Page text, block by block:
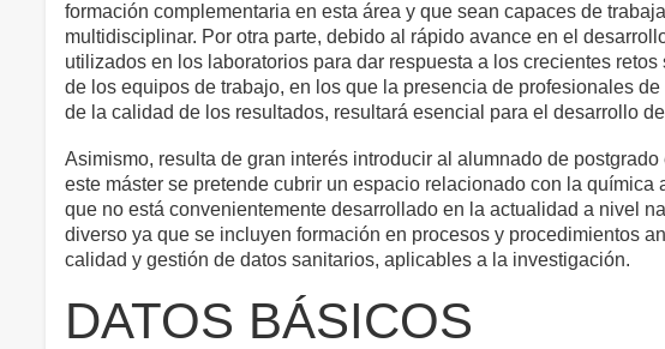
formación complementaria en esta área y que sean capaces de
multidisciplinar. Por otra parte, debido al rápido avance en el
utilizados en los laboratorios para dar respuesta a los crecientes
de los equipos de trabajo, en los que la presencia de profesionales
de la calidad de los resultados, resultará esencial para el desarrollo
Asimismo, resulta de gran interés introducir al alumnado de
este máster se pretende cubrir un espacio relacionado con la
que no está convenientemente desarrollado en la actualidad a nivel
diverso ya que se incluyen formación en procesos y procedimientos
calidad y gestión de datos sanitarios, aplicables a la investigación.
DATOS BÁSICOS